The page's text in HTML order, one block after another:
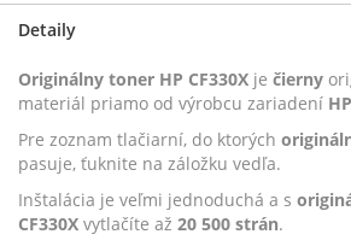
Detaily
Originálny toner HP CF330X je čierny
materiál priamo od výrobcu zariadení HP
Pre zoznam tlačiarní, do ktorých
pasuje, ťuknite na záložku vedľa.
Inštalácia je veľmi jednoduchá a s
CF330X vytlačíte až 20 500 strán.